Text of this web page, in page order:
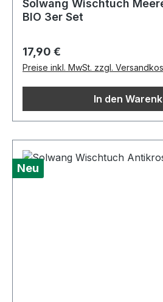
Solwang Wischtuch
BIO 3er Set
Regulärer Preis:
17,90 €
Preise inkl. MwSt. zzgl.
In den
Neu